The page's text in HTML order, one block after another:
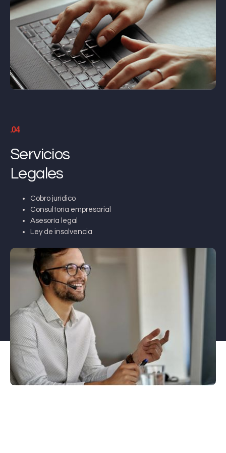
.04
Servicios
Legales
Cobro jurídico
Consultoría empresarial
Asesoría legal
Ley de insolvencia